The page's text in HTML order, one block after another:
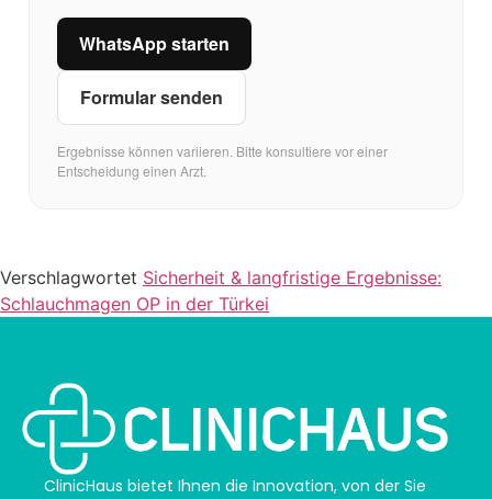
WhatsApp starten
Formular senden
Ergebnisse können variieren. Bitte konsultiere vor einer
Entscheidung einen Arzt.
Verschlagwortet Sicherheit & langfristige Ergebnisse:
Schlauchmagen OP in der Türkei
ClinicHaus bietet Ihnen die Innovation, von der Sie